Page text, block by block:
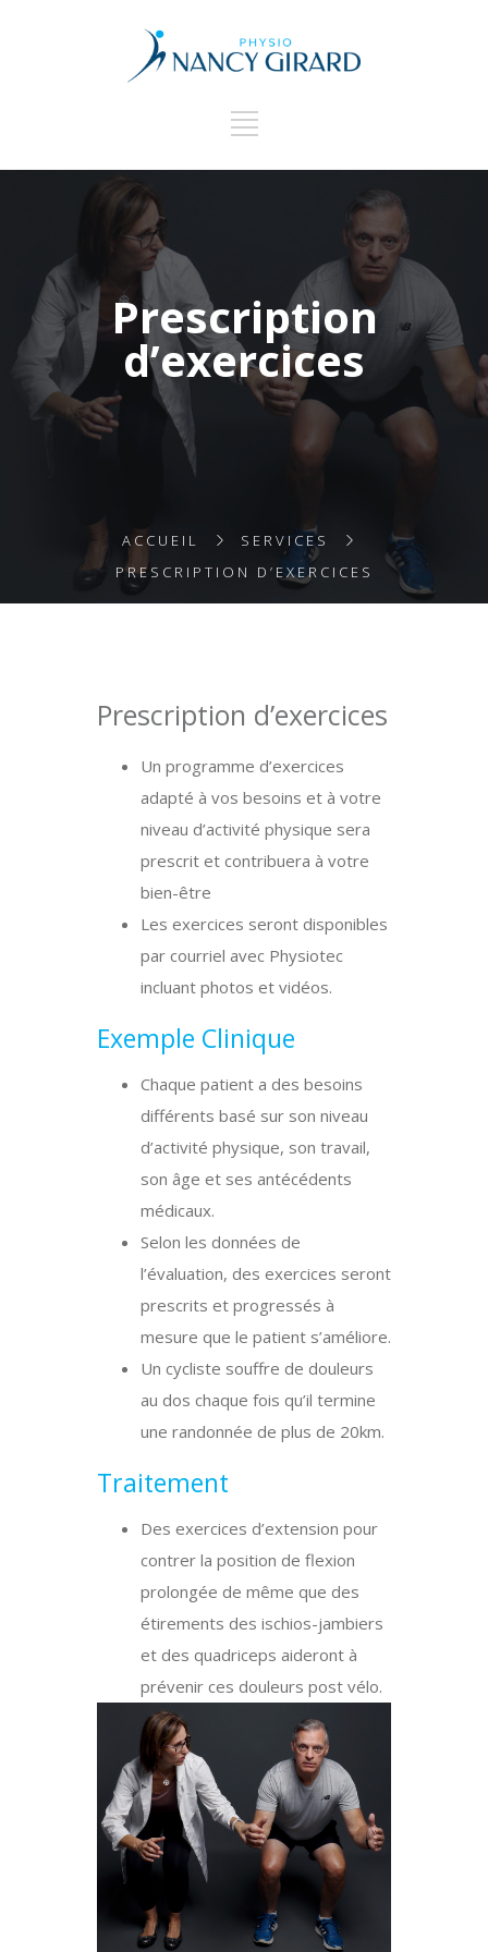
Prescription
d’exercices
ACCUEIL
SERVICES
PRESCRIPTION D’EXERCICES
Prescription d’exercices
Un programme d’exercices
adapté à vos besoins et à votre
niveau d’activité physique sera
prescrit et contribuera à votre
bien-être
Les exercices seront disponibles
par courriel avec Physiotec
incluant photos et vidéos.
Exemple Clinique
Chaque patient a des besoins
différents basé sur son niveau
d’activité physique, son travail,
son âge et ses antécédents
médicaux.
Selon les données de
l’évaluation, des exercices seront
prescrits et progressés à
mesure que le patient s’améliore.
Un cycliste souffre de douleurs
au dos chaque fois qu’il termine
une randonnée de plus de 20km.
Traitement
Des exercices d’extension pour
contrer la position de flexion
prolongée de même que des
étirements des ischios-jambiers
et des quadriceps aideront à
prévenir ces douleurs post vélo.